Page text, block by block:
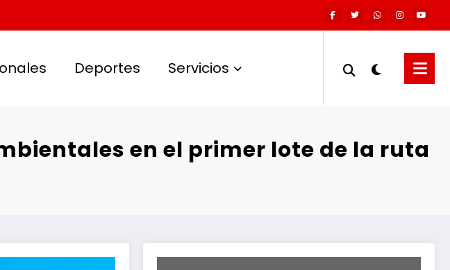
Deportes Servicios
en el primer lote de la ruta